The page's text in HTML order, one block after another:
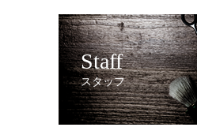
Staff
スタッフ